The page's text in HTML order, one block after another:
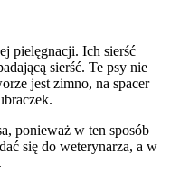
pielęgnacji. Ich sierść
sierść. Te psy nie
jest zimno, na spacer
ponieważ w ten sposób
się do weterynarza, a w